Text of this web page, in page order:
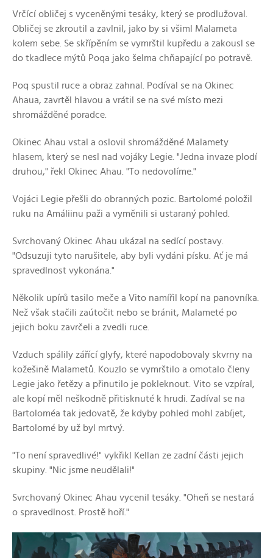
Vrčící obličej s vyceněnými tesáky, který se prodlužoval.
Obličej se zkroutil a zavlnil, jako by si všiml Malameta
kolem sebe. Se skřípěním se vymrštil kupředu a zakousl se
do tkadlece mýtů Poqa jako šelma chňapající po potravě.
Poq spustil ruce a obraz zahnal. Podíval se na Okinec
Ahaua, zavrtěl hlavou a vrátil se na své místo mezi
shromážděné poradce.
Okinec Ahau vstal a oslovil shromážděné Malamety
hlasem, který se nesl nad vojáky Legie. "Jedna invaze plodí
druhou," řekl Okinec Ahau. "To nedovolíme."
Vojáci Legie přešli do obranných pozic. Bartolomé položil
ruku na Amáliinu paži a vyměnili si ustaraný pohled.
Svrchovaný Okinec Ahau ukázal na sedící postavy.
"Odsuzuji tyto narušitele, aby byli vydáni písku. Ať je má
spravedlnost vykonána."
Několik upírů tasilo meče a Vito namířil kopí na panovníka.
Než však stačili zaútočit nebo se bránit, Malameté po
jejich boku zavrčeli a zvedli ruce.
Vzduch spálily zářící glyfy, které napodobovaly skvrny na
kožešině Malametů. Kouzlo se vymrštilo a omotalo členy
Legie jako řetězy a přinutilo je pokleknout. Vito se vzpíral,
ale kopí měl neškodně přitisknuté k hrudi. Zadíval se na
Bartoloméa tak jedovatě, že kdyby pohled mohl zabíjet,
Bartolomé by už byl mrtvý.
"To není spravedlivé!" vykřikl Kellan ze zadní části jejich
skupiny. "Nic jsme neudělali!"
Svrchovaný Okinec Ahau vycenil tesáky. "Oheň se nestará
o spravedlnost. Prostě hoří."